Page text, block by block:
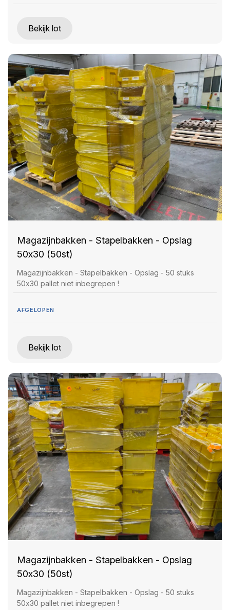
Bekijk lot
Magazijnbakken - Stapelbakken - Opslag
50x30 (50st)
Magazijnbakken - Stapelbakken - Opslag - 50 stuks
50x30 pallet niet inbegrepen !
AFGELOPEN
Bekijk lot
Magazijnbakken - Stapelbakken - Opslag
50x30 (50st)
Magazijnbakken - Stapelbakken - Opslag - 50 stuks
50x30 pallet niet inbegrepen !